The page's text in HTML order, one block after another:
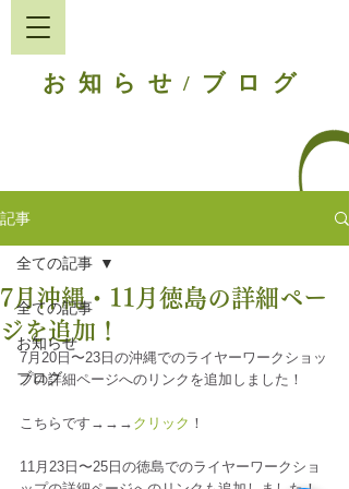
お知らせ / ブログ
記事
全ての記事
お知らせ
ブログ
全ての記事
7月沖縄・11月徳島の詳細ペー
ジを追加！
7月20日〜23日の沖縄でのライヤーワークショッ
プの詳細ページへのリンクを追加しました！
こちらです→→→ クリック ！
11月23日〜25日の徳島でのライヤーワークショ